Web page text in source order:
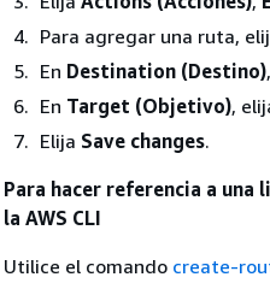
Para agregar una ruta,
En Destination (Destino)
En Target (Objetivo),
Elija Save changes.
Para hacer referencia a
la AWS CLI
Utilice el comando create-